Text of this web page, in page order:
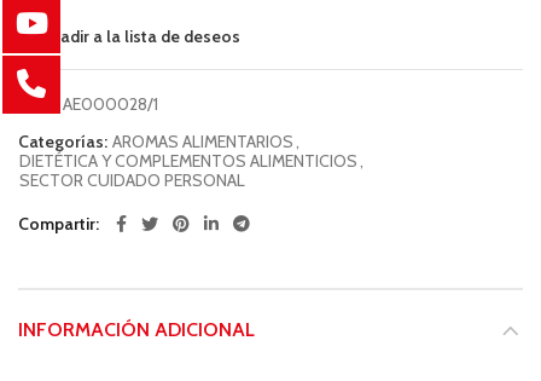
Añadir a la lista de deseos
COD: AE000028/1
Categorías: AROMAS ALIMENTARIOS,
DIETÉTICA Y COMPLEMENTOS ALIMENTICIOS,
SECTOR CUIDADO PERSONAL
Compartir
INFORMACIÓN ADICIONAL